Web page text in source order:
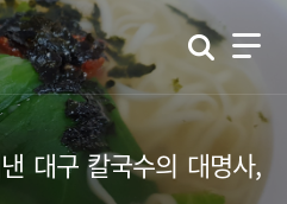
대구 칼국수의 대명사,